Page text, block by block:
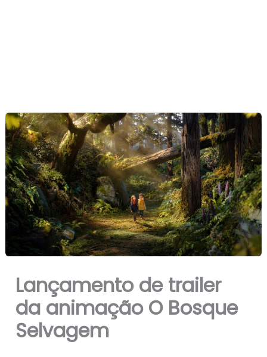
Lançamento de trailer
da animação O Bosque
Selvagem